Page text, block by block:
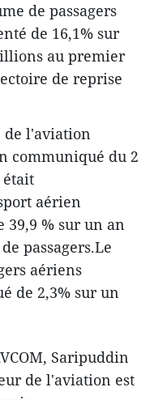
de passagers
de 16,1% sur
au premier
de reprise
de l'aviation
communiqué du 2
était
aérien
% sur un an
passagers.Le
aériens
de 2,3% sur un
Saripuddin
de l'aviation est